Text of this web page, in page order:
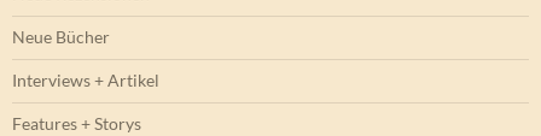
Neue Bücher
Interviews + Artikel
Features + Storys